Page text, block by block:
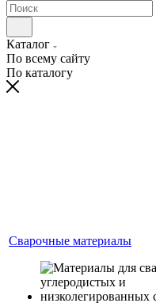
Каталог
По всему сайту
По каталогу
Сварочные материалы